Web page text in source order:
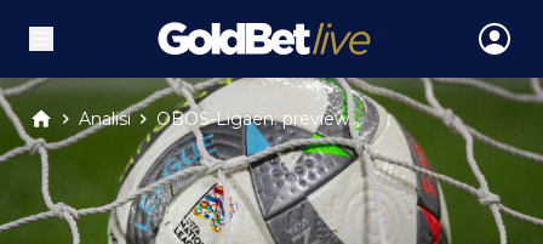
Analisi OBOS-Ligaen: preview...